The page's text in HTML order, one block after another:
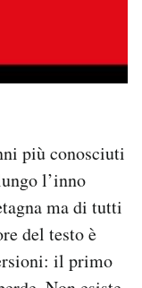
più conosciuti
l’inno
ma di tutti
del testo è
il primo